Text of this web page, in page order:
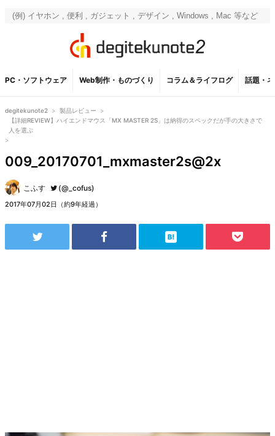
PC・ソフトウェア Web制作・ものづくり コラム＆ライフログ 話題・
degitekunote2 > 製品レビュー
>
【詳細REVIEW】ハイエンドマウス「MX MASTER 2S」は納得のスペックだが手の大きさで
人を選ぶ
>
009_20170701_mxmaster2s@2x
こふす (@_cofus)
2017年07月02日（約9年経過）